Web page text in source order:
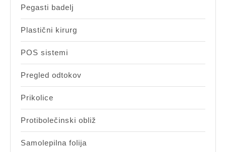
Pegasti badelj
Plastični kirurg
POS sistemi
Pregled odtokov
Prikolice
Protibolečinski obliž
Samolepilna folija